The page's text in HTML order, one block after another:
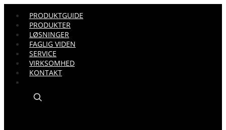
PRODUKTGUIDE
PRODUKTER
LØSNINGER
FAGLIG VIDEN
SERVICE
VIRKSOMHED
KONTAKT